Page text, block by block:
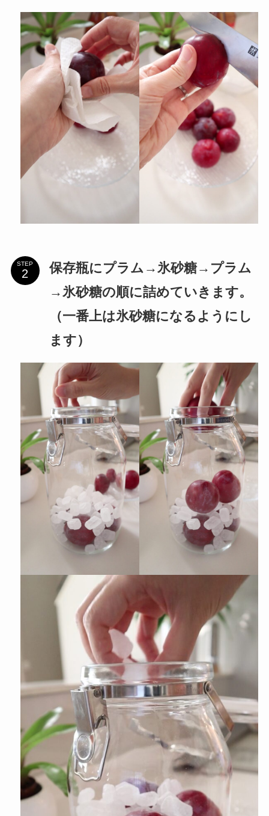
STEP
保存瓶にプラム→氷砂糖→プラム
→氷砂糖の順に詰めていきます。
（一番上は氷砂糖になるようにし
ます）